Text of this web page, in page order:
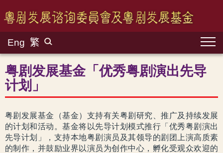
Eng 繁
粤剧发展基金「优秀粤剧演出先导
计划」
粤剧发展基金（基金）支持有关粤剧研究、推广及持续发展
的计划和活动。基金将以先导计划模式推行「优秀粤剧演出
先导计划」，支持本地粤剧演员及其领导的剧团上演高质素
的制作，并鼓励业界以演员为创作中心，孵化受观众欢迎的